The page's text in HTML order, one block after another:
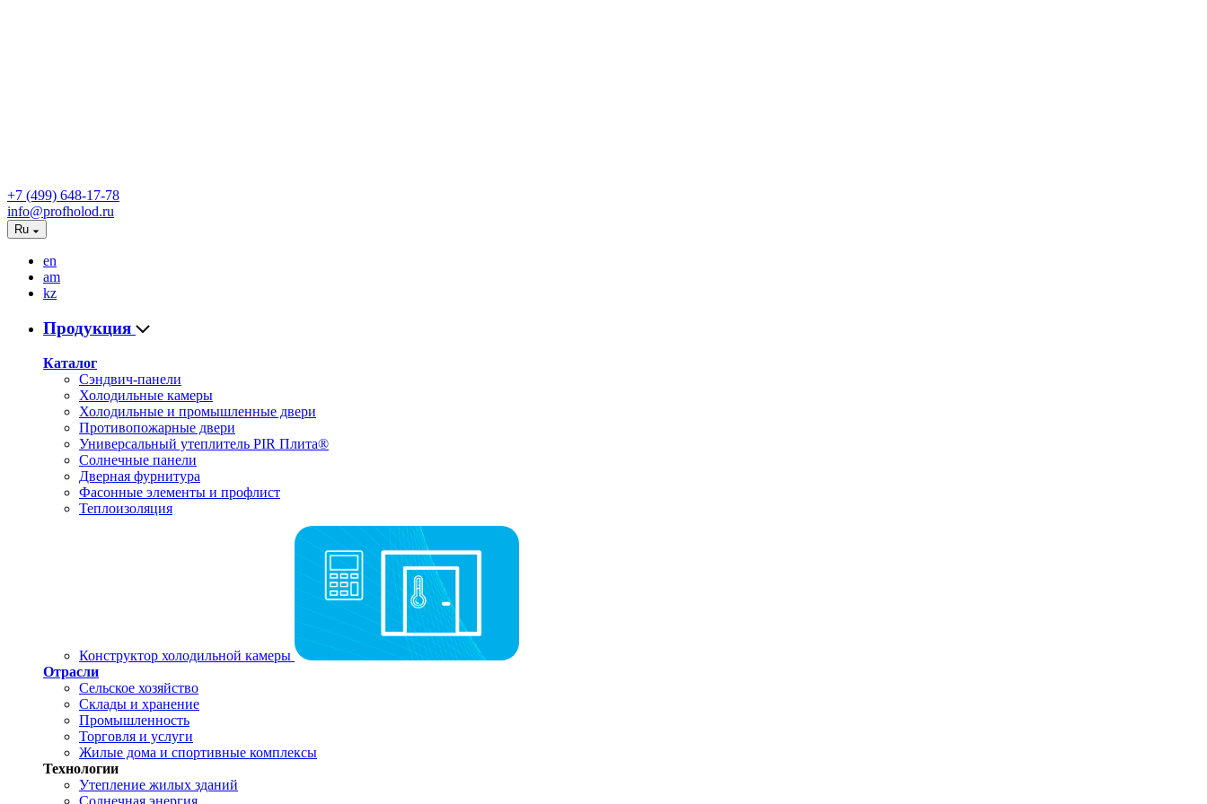
+7 (499) 648-17-78
info@profholod.ru
Ru
en
am
kz
Продукция
Каталог
Сэндвич-панели
Холодильные камеры
Холодильные и промышленные двери
Противопожарные двери
Универсальный утеплитель PIR Плита®
Солнечные панели
Дверная фурнитура
Фасонные элементы и профлист
Теплоизоляция
Конструктор холодильной камеры
Отрасли
Сельское хозяйство
Склады и хранение
Промышленность
Торговля и услуги
Жилые дома и спортивные комплексы
Технологии
Утепление жилых зданий
Солнечная энергия